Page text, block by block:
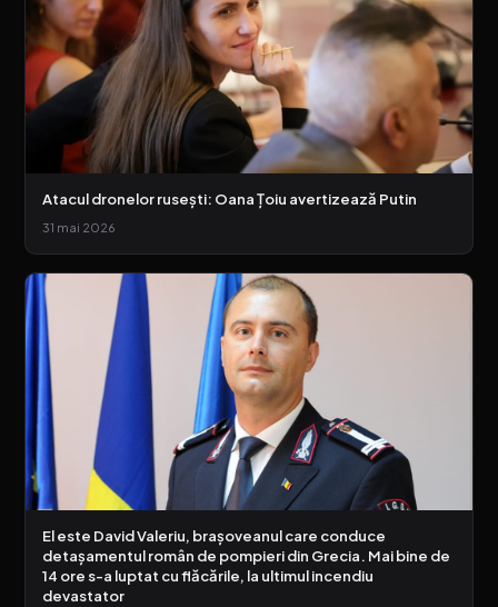
Atacul dronelor rusești: Oana Țoiu avertizează Putin
31 mai 2026
El este David Valeriu, brașoveanul care conduce
detașamentul român de pompieri din Grecia. Mai bine de
14 ore s-a luptat cu flăcările, la ultimul incendiu
devastator